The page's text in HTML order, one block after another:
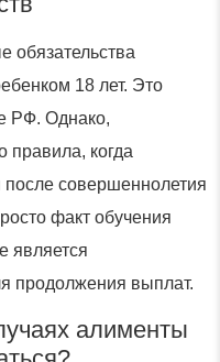
обязательства
18 лет. Это
РФ. Однако,
правила, когда
после совершеннолетия
факт обучения
является
продолжения выплат.
алименты